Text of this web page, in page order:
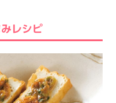
レシピ